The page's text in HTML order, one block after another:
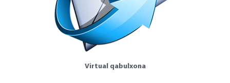
Virtual qabulxona